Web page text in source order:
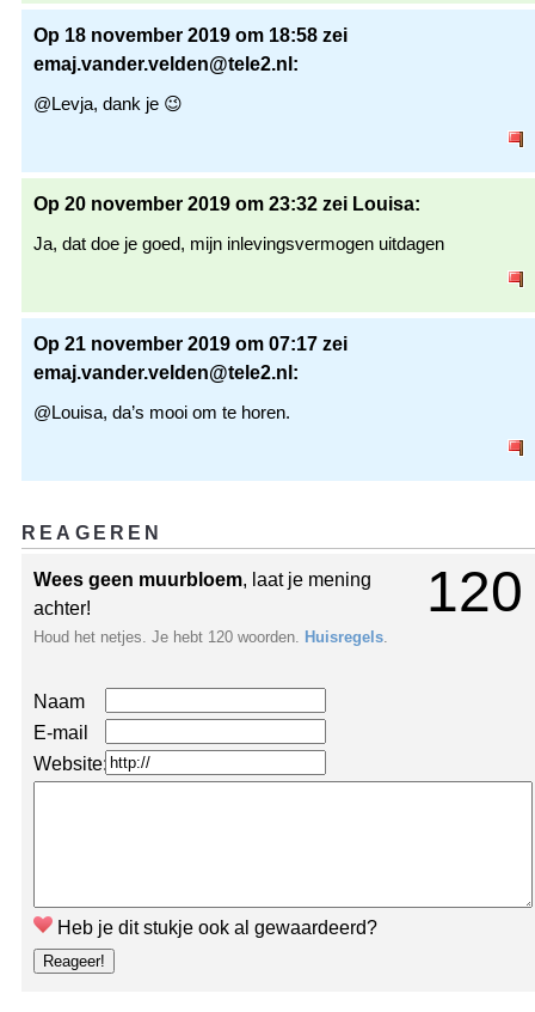
Op 18 november 2019 om 18:58 zei
emaj.vander.velden@tele2.nl:
@Levja, dank je 😉
Op 20 november 2019 om 23:32 zei Louisa:
Ja, dat doe je goed, mijn inlevingsvermogen uitdagen
Op 21 november 2019 om 07:17 zei
emaj.vander.velden@tele2.nl:
@Louisa, da’s mooi om te horen.
REAGEREN
120
Wees geen muurbloem, laat je mening
achter!
Houd het netjes. Je hebt 120 woorden. Huisregels
Naam
E-mail
Website:
Heb je dit stukje ook al gewaardeerd?